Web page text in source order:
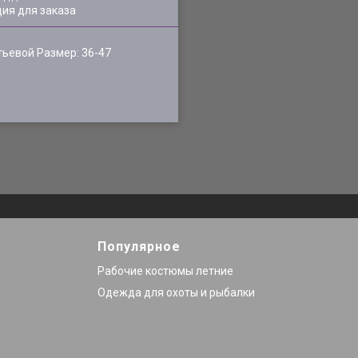
для заказа
Размер: 36-47
Популярное
Рабочие костюмы летние
Одежда для охоты и рыбалки